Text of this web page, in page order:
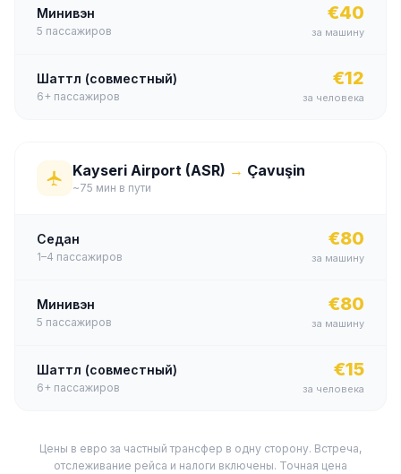
Минивэн
5 пассажиров
€40
за машину
Шаттл (совместный)
6+ пассажиров
€12
за человека
Kayseri Airport (ASR) → Çavuşin
~75 мин в пути
Седан
1–4 пассажиров
€80
за машину
Минивэн
5 пассажиров
€80
за машину
Шаттл (совместный)
6+ пассажиров
€15
за человека
Цены в евро за частный трансфер в одну сторону. Встреча,
отслеживание рейса и налоги включены. Точная цена